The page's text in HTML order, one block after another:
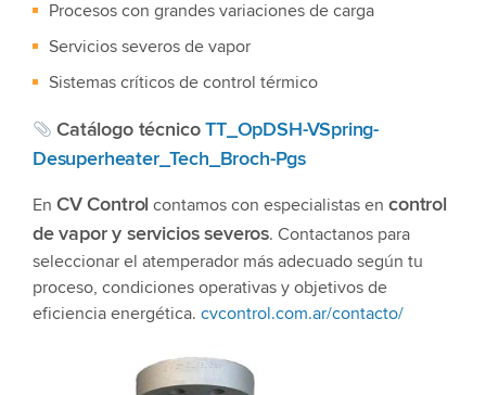
Procesos con grandes variaciones de carga
Servicios severos de vapor
Sistemas críticos de control térmico
Catálogo técnicoTT_OpDSH-VSpring-
Desuperheater_Tech_Broch-Pgs
En CV Control contamos con especialistas encontrol
de vapor y servicios severos. Contactanos para
seleccionar el atemperador más adecuado según tu
proceso, condiciones operativas y objetivos de
eficiencia energética. cvcontrol.com.ar/contacto/